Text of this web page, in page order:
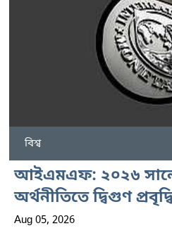
বিশ্ব
আইএমএফ: ২০২৬ সালে
অর্থনীতিতে দ্বিগুণ
Aug 05, 2026